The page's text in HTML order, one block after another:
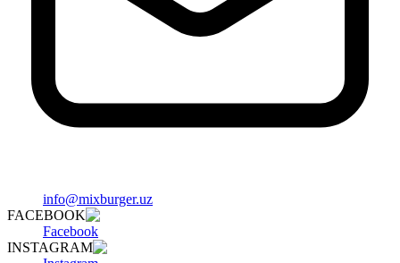
info@mixburger.uz
FACEBOOK
Facebook
INSTAGRAM